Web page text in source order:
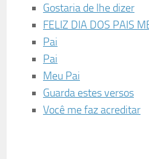
Gostaria de lhe dizer
FELIZ DIA DOS PAIS
Pai
Pai
Meu Pai
Guarda estes versos
Você me faz acreditar